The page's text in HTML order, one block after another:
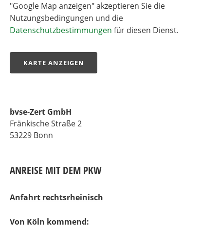
"Google Map anzeigen" akzeptieren Sie die
Nutzungsbedingungen und die
Datenschutzbestimmungen für diesen Dienst.
KARTE ANZEIGEN
bvse-Zert GmbH
Fränkische Straße 2
53229 Bonn
ANREISE MIT DEM PKW
Anfahrt rechtsrheinisch
Von Köln kommend: